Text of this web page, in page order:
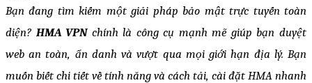
Bạn đang tìm kiếm một giải pháp bảo mật trực tuyến toàn
diện? HMA VPN chính là công cụ mạnh mẽ giúp bạn duyệt
web an toàn, ẩn danh và vượt qua mọi giới hạn địa lý. Bạn
muốn biết chi tiết về tính năng và cách tải, cài đặt HMA nhanh